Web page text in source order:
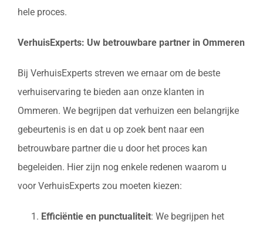
hele proces.
VerhuisExperts: Uw betrouwbare partner in Ommeren
Bij VerhuisExperts streven we ernaar om de beste
verhuiservaring te bieden aan onze klanten in
Ommeren. We begrijpen dat verhuizen een belangrijke
gebeurtenis is en dat u op zoek bent naar een
betrouwbare partner die u door het proces kan
begeleiden. Hier zijn nog enkele redenen waarom u
voor VerhuisExperts zou moeten kiezen:
Efficiëntie en punctualiteit: We begrijpen het